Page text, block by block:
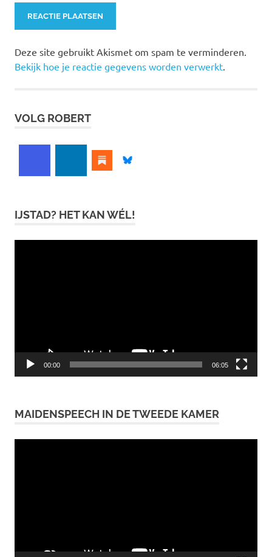
Deze site gebruikt Akismet om spam te verminderen.
Bekijk hoe je reactie gegevens worden verwerkt
VOLG ROBERT
IJSTAD? HET KAN WÉL!
00:00 06:05
MAIDENSPEECH IN DE TWEEDE KAMER